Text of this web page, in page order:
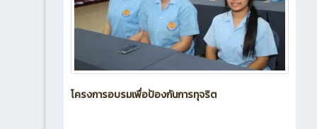
โครงการอบรมเพื่อป้องกันการทุจริต